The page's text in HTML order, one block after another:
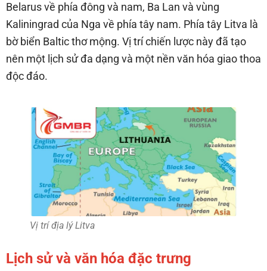
Belarus về phía đông và nam, Ba Lan và vùng
Kaliningrad của Nga về phía tây nam. Phía tây Litva là
bờ biển Baltic thơ mộng. Vị trí chiến lược này đã tạo
nên một lịch sử đa dạng và một nền văn hóa giao thoa
độc đáo.
Vị trí địa lý Litva
Lịch sử và văn hóa đặc trưng